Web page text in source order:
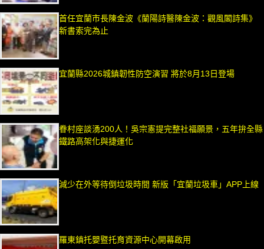
首任宜蘭市長陳金波《蘭陽詩醫陳金波：觀風閣詩集》
新書索完為止
宜蘭縣2026城鎮韌性防空演習 將於8月13日登場
眷村座談湧200人！吳宗憲提完整社福願景，五年拚全縣
鐵路高架化與捷運化
減少在外等待倒垃圾時間 新版「宜蘭垃圾車」APP上線
羅東鎮托嬰暨托育資源中心開幕啟用